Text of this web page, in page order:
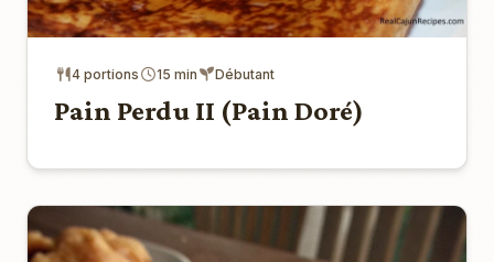
4 portions 15 min Débutant
Pain Perdu II (Pain Doré)